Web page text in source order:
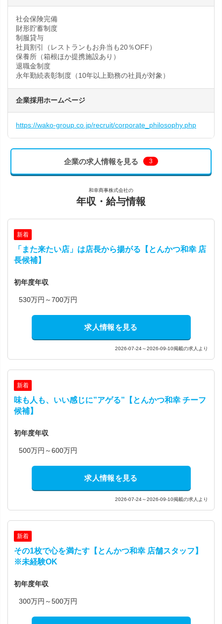
社会保険完備
財形貯蓄制度
制服貸与
社員割引（レストランもお弁当も20％OFF）
保養所（箱根ほか提携施設あり）
退職金制度
永年勤続表彰制度（10年以上勤務の社員が対象）
企業採用ホームページ
https://wako-group.co.jp/recruit/corporate_philosophy.php
企業の求人情報を見る 3
和幸商事株式会社の
年収・給与情報
新着
「また来たい店」は店長から揚がる【とんかつ和幸 店
長候補】
初年度年収
530万円～700万円
求人情報を見る
2026-07-24～2026-09-10掲載の求人より
新着
味も人も、いい感じに”アゲる”【とんかつ和幸 チーフ
候補】
初年度年収
500万円～600万円
求人情報を見る
2026-07-24～2026-09-10掲載の求人より
新着
その1枚で心を満たす【とんかつ和幸 店舗スタッフ】
※未経験OK
初年度年収
300万円～500万円